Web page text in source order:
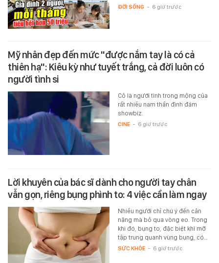
ĐỜI SỐNG - 6 giờ trước
Mỹ nhân đẹp đến mức "được nắm tay là có cả
thiên hạ": Kiêu kỳ như tuyết trắng, cả đời luôn có
người tình si
Cô là người tình trong mộng của
rất nhiều nam thần đình đám
showbiz.
CINE - 6 giờ trước
Lời khuyên của bác sĩ dành cho người tay chân
vẫn gọn, riêng bụng phình to: 4 việc cần làm ngay
Nhiều người chỉ chú ý đến cân
nặng mà bỏ qua vòng eo. Trong
khi đó, bụng to, đặc biệt khi mỡ
tập trung quanh vùng bụng, có…
SỨC KHỎE - 6 giờ trước